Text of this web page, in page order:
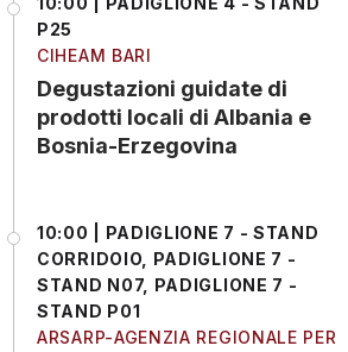
P25
CIHEAM BARI
Degustazioni guidate di
prodotti locali di Albania e
Bosnia-Erzegovina
10:00 | PADIGLIONE 7 - STAND
CORRIDOIO, PADIGLIONE 7 -
STAND N07, PADIGLIONE 7 -
STAND P01
ARSARP-AGENZIA REGIONALE PER